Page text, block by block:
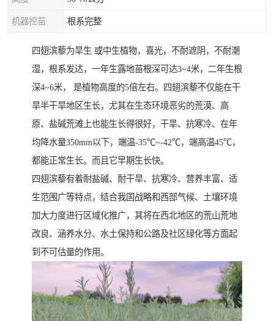
机器挖苗 根系完整
四翅滨藜为旱生 或中生植物，喜光，不耐遮阴，不耐潮
湿，根系发达，一年生露地苗根深可达3~4米，二年生根
深4~6米， 是植物高度的5倍左右。四翅滨藜不仅能在干
旱半干旱地区生长，尤其在生态环境恶劣的荒漠、高
原、盐碱荒滩上也能生长得很好，干旱、抗寒冷、在年
均降水量350mm以下，端温-35℃~-42℃，端高温45℃，
都能正常生长。而且它早期生长快。
四翅滨藜有着耐盐碱、耐干旱、抗寒冷、营养丰富、适
生范围广等特点，结合我国战略和西部气候、土壤环境
加大力度进行区域化推广，其将在西北地区的荒山荒地
改良、涵养水分、水土保持和公路及社区绿化等方面起
到不可估量的作用。